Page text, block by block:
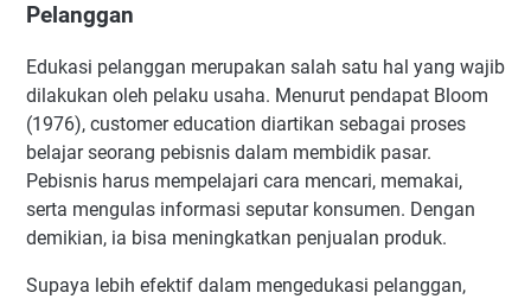
Pelanggan
Edukasi pelanggan merupakan salah satu hal yang wajib
dilakukan oleh pelaku usaha. Menurut pendapat Bloom
(1976), customer education diartikan sebagai proses
belajar seorang pebisnis dalam membidik pasar.
Pebisnis harus mempelajari cara mencari, memakai,
serta mengulas informasi seputar konsumen. Dengan
demikian, ia bisa meningkatkan penjualan produk.
Supaya lebih efektif dalam mengedukasi pelanggan,